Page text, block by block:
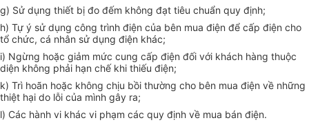
g) Sử dụng thiết bị đo đếm không đạt tiêu chuẩn quy định;
h) Tự ý sử dụng công trình điện của bên mua điện để cấp điện cho
tổ chức, cá nhân sử dụng điện khác;
i) Ngừng hoặc giảm mức cung cấp điện đối với khách hàng thuộc
diện không phải hạn chế khi thiếu điện;
k) Trì hoãn hoặc không chịu bồi thường cho bên mua điện về những
thiệt hại do lỗi của mình gây ra;
l) Các hành vi khác vi phạm các quy định về mua bán điện.